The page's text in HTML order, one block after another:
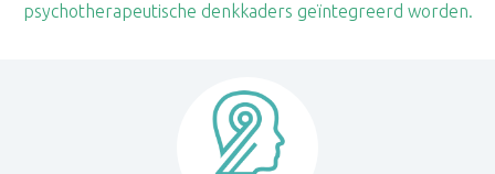
psychotherapeutische denkkaders geïntegreerd worden.